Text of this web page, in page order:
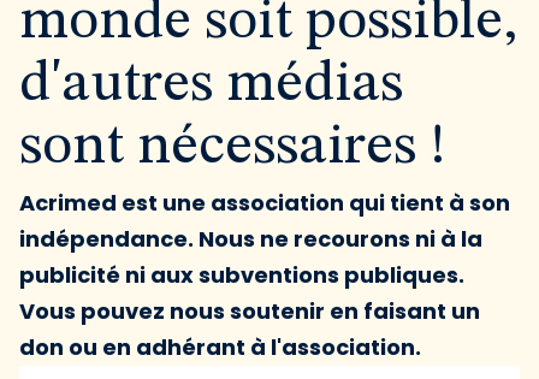
monde soit possible,
d'autres médias
sont nécessaires !
Acrimed est une association qui tient à son
indépendance. Nous ne recourons ni à la
publicité ni aux subventions publiques.
Vous pouvez nous soutenir en faisant un
don ou en adhérant à l'association.